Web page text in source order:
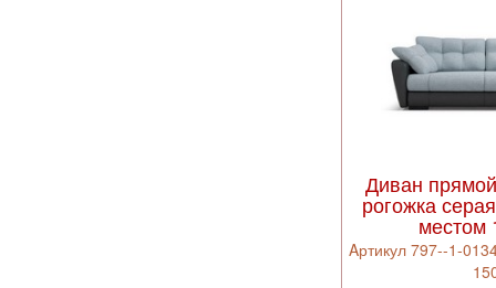
Диван
рогожка
местом
Aртикул 797--1-